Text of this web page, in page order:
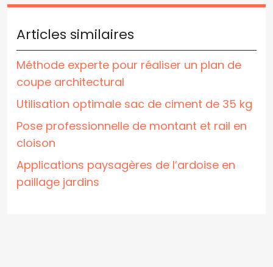
Articles similaires
Méthode experte pour réaliser un plan de
coupe architectural
Utilisation optimale sac de ciment de 35 kg
Pose professionnelle de montant et rail en
cloison
Applications paysagères de l’ardoise en
paillage jardins